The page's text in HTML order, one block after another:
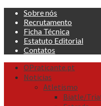
Skip
content
Sobre nós
Recrutamento
Ficha Técnica
Estatuto Editorial
Contatos
Primary
Menu
OPraticante.pt
Noticias
Atletismo
Biatle/